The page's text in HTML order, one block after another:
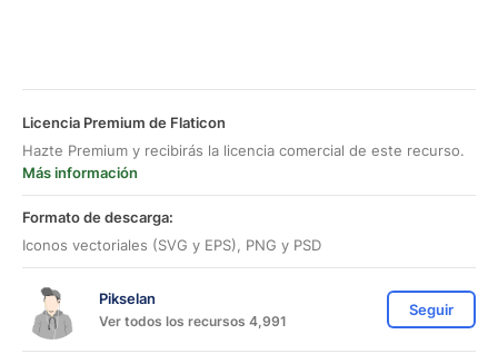
Licencia Premium de Flaticon
Hazte Premium y recibirás la licencia comercial de este recurso.
Más información
Formato de descarga:
Iconos vectoriales (SVG y EPS), PNG y PSD
Pikselan
Ver todos los recursos 4,991
Seguir